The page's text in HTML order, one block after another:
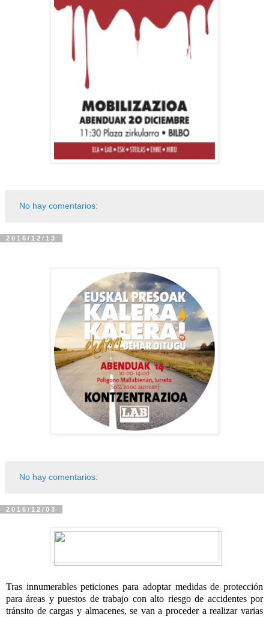
No hay comentarios:
2016/12/13
No hay comentarios:
2016/12/03
Tras innumerables peticiones para adoptar medidas de protección
para áreas y puestos de trabajo con alto riesgo de accidentes por
tránsito de cargas y almacenes, se van a proceder a realizar varias